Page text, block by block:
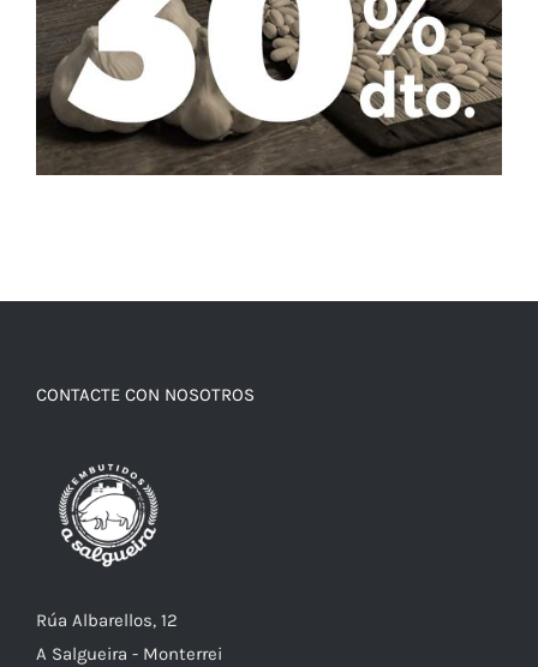
CONTACTE CON NOSOTROS
Rúa Albarellos, 12
A Salgueira - Monterrei